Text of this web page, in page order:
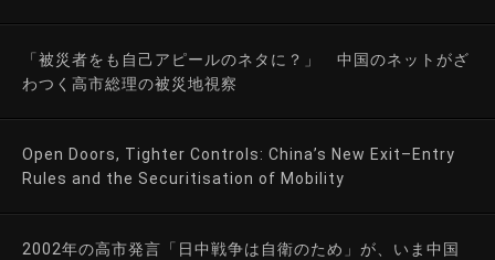
「被災者をも自己アピールのネタに？」 中国のネットがざ
わつく高市総理の被災地視察
Open Doors, Tighter Controls: China’s New Exit–Entry
Rules and the Securitisation of Mobility
2002年の高市発言「日中戦争は自衛のため」が、いま中国